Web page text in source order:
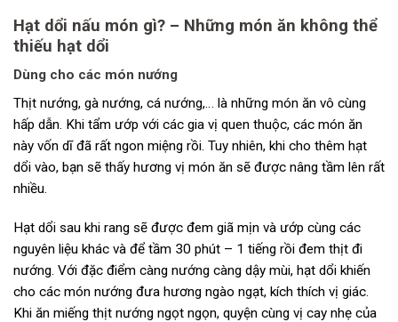
Hạt dổi nấu món gì? – Những món ăn không thể
thiếu hạt dổi
Dùng cho các món nướng
Thịt nướng, gà nướng, cá nướng,… là những món ăn vô cùng
hấp dẫn. Khi tẩm ướp với các gia vị quen thuộc, các món ăn
này vốn dĩ đã rất ngon miệng rồi. Tuy nhiên, khi cho thêm hạt
dổi vào, bạn sẽ thấy hương vị món ăn sẽ được nâng tầm lên rất
nhiều.
Hạt dổi sau khi rang sẽ được đem giã mịn và ướp cùng các
nguyên liệu khác và để tầm 30 phút – 1 tiếng rồi đem thịt đi
nướng. Với đặc điểm càng nướng càng dậy mùi, hạt dổi khiến
cho các món nướng đưa hương ngào ngạt, kích thích vị giác.
Khi ăn miếng thịt nướng ngọt ngọn, quyện cùng vị cay nhẹ của